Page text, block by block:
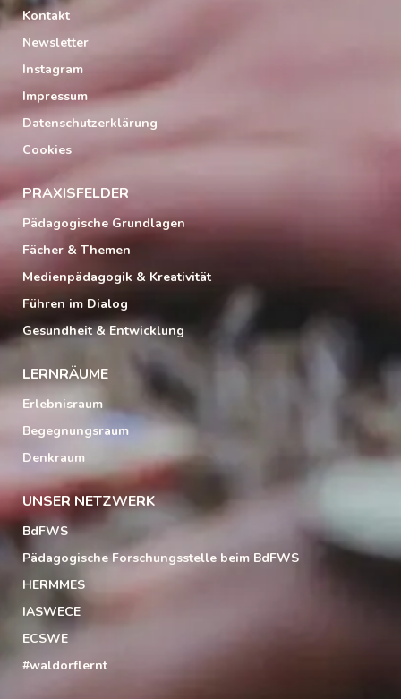
Kontakt
Newsletter
Instagram
Impressum
Datenschutzerklärung
Cookies
PRAXISFELDER
Pädagogische Grundlagen
Fächer & Themen
Medienpädagogik & Kreativität
Führen im Dialog
Gesundheit & Entwicklung
LERNRÄUME
Erlebnisraum
Begegnungsraum
Denkraum
UNSER NETZWERK
BdFWS
Pädagogische Forschungsstelle beim BdFWS
HERMMES
IASWECE
ECSWE
#waldorflernt